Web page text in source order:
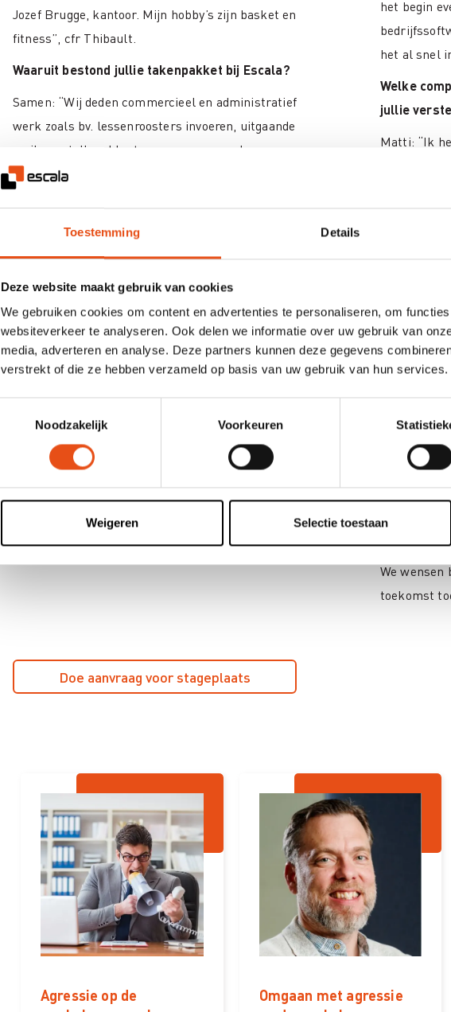
Toestemming Details
Deze website maakt gebruik van cookies
We gebruiken cookies om content en advertenties te personaliseren, om
websiteverkeer te analyseren. Ook delen we informatie over uw gebruik van
media, adverteren en analyse. Deze partners kunnen deze gegevens
verstrekt of die ze hebben verzameld op basis van uw gebruik van hun services.
Noodzakelijk
Voorkeuren
Weigeren Selectie toestaan
Jozef Brugge, kantoor. Mijn hobby’s zijn basket en
fitness”, cfr Thibault.
Waaruit bestond jullie takenpakket bij Escala?
Samen: “Wij deden commercieel en administratief
werk zoals bv. lessenroosters invoeren, uitgaande
mails opstellen, klantengegevens opzoeken en
klanten opbellen, helpen met de praktische
het begin
het al snel
Welke
jullie
Matti: “Ik
wat ik op
op school
stage.
“Op
de
halen”, cfr
Wat zijn
Matti:
daarna
“Mijn
de baan
nog meer
We wensen
toekomst
Doe aanvraag voor stageplaats
Agressie op de
Omgaan met agressie